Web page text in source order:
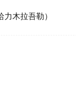
木拉吾勒）